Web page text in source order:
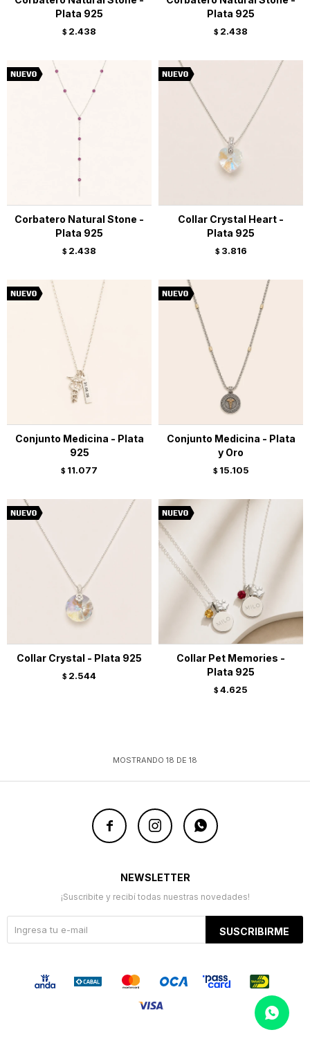
Plata 925
$ 2.438
Plata 925
$ 2.438
Corbatero Natural Stone -
Plata 925
$ 2.438
Collar Crystal Heart -
Plata 925
$ 3.816
Conjunto Medicina - Plata
925
$ 11.077
Conjunto Medicina - Plata
y Oro
$ 15.105
Collar Crystal - Plata 925
$ 2.544
Collar Pet Memories -
Plata 925
$ 4.625
MOSTRANDO 18 DE 18
  
NEWSLETTER
¡Suscribite y recibí todas nuestras novedades!
SUSCRIBIRME